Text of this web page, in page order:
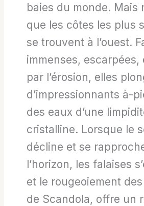
baies du monde. Mais
que les côtes les plus
se trouvent à l’ouest.
immenses, escarpées,
par l’érosion, elles
d’impressionnants à-
des eaux d’une
cristalline. Lorsque le
décline et se
l’horizon, les falaises
et le rougeoiement
de Scandola, offre un